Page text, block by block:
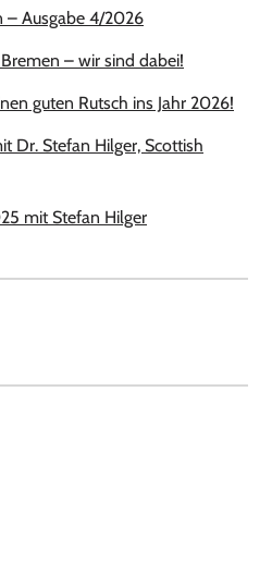
– Ausgabe 4/2026
– wir sind dabei!
guten Rutsch ins Jahr 2026!
Dr. Stefan Hilger, Scottish
mit Stefan Hilger